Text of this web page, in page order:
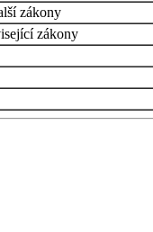
zákony
zákony